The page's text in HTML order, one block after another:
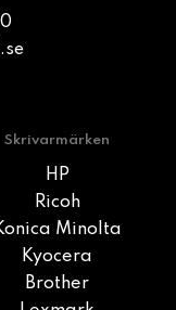
Skrivarmärken
HP
Ricoh
Minolta
Kyocera
Brother